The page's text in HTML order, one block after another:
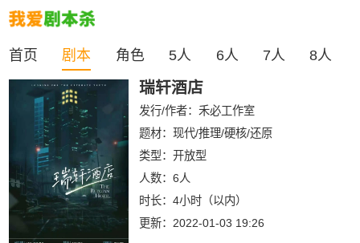
首页 剧本 角色 5人 6人 7人 8人
瑞轩酒店
发行/作者： 禾必工作室
题材：现代/推理/硬核/还原
类型： 开放型
人数： 6人
时长： 4小时（以内）
更新： 2022-01-03 19:26